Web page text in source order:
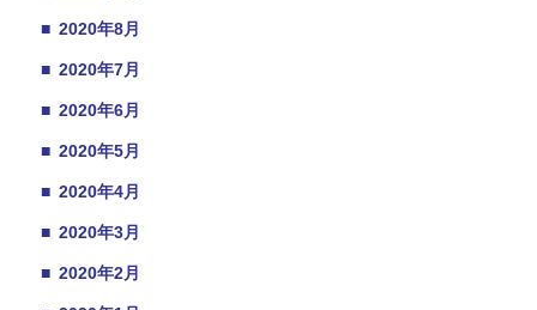
■ 2020年8月
■ 2020年7月
■ 2020年6月
■ 2020年5月
■ 2020年4月
■ 2020年3月
■ 2020年2月